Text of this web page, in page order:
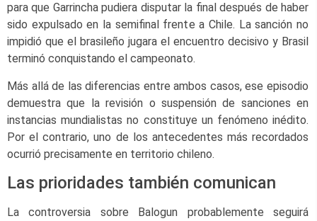
para que Garrincha pudiera disputar la final después de haber
sido expulsado en la semifinal frente a Chile. La sanción no
impidió que el brasileño jugara el encuentro decisivo y Brasil
terminó conquistando el campeonato.
Más allá de las diferencias entre ambos casos, ese episodio
demuestra que la revisión o suspensión de sanciones en
instancias mundialistas no constituye un fenómeno inédito.
Por el contrario, uno de los antecedentes más recordados
ocurrió precisamente en territorio chileno.
Las prioridades también comunican
La controversia sobre Balogun probablemente seguirá